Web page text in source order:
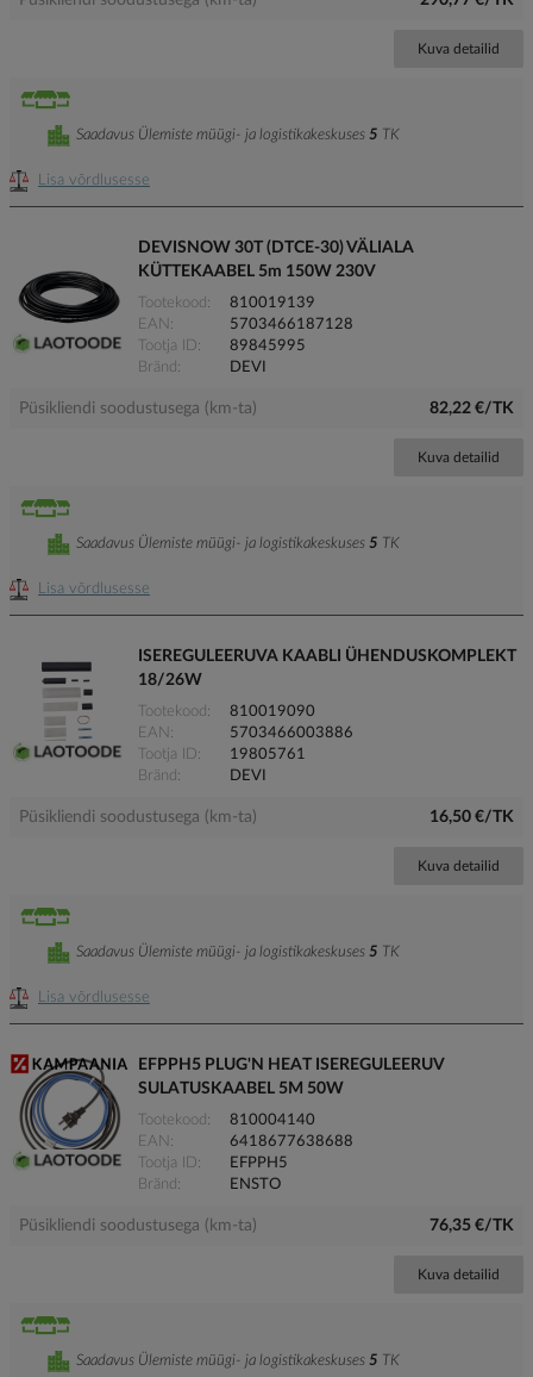
Kuva detailid
Lisa võrdlusesse
Saadavus Ülemiste müügi- ja logistikakeskuses 5 TK
DEVISNOW 30T (DTCE-30) VÄLIALA
KÜTTEKAABEL 5m 150W 230V
Tootekood
810019139
EAN
5703466187128
Tootja ID
89845995
Bränd
DEVI
Püsikliendi soodustusega (km-ta) 82,22 €/TK
Kuva detailid
Lisa võrdlusesse
Saadavus Ülemiste müügi- ja logistikakeskuses 5 TK
ISEREGULEERUVA KAABLI ÜHENDUSKOMPLEKT
18/26W
Tootekood
810019090
EAN
5703466003886
Tootja ID
19805761
Bränd
DEVI
Püsikliendi soodustusega (km-ta) 16,50 €/TK
Kuva detailid
Lisa võrdlusesse
Saadavus Ülemiste müügi- ja logistikakeskuses 5 TK
EFPPH5 PLUG'N HEAT ISEREGULEERUV
SULATUSKAABEL 5M 50W
Tootekood
810004140
EAN
6418677638688
Tootja ID
EFPPH5
Bränd
ENSTO
Püsikliendi soodustusega (km-ta) 76,35 €/TK
Kuva detailid
Saadavus Ülemiste müügi- ja logistikakeskuses 5 TK